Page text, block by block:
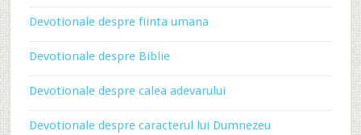
Devotionale despre fiinta umana
Devotionale despre Biblie
Devotionale despre calea adevarului
Devotionale despre caracterul lui Dumnezeu